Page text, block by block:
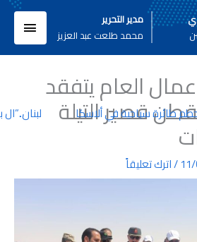
مدير التحرير
محمد طلعت عبد العزيز
لبنان..”ال
العام يتفقد
قصير التيلة
/اترك تعليقاً